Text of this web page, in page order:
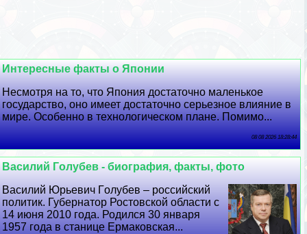
Интересные факты о Японии
Несмотря на то, что Япония достаточно маленькое
государство, оно имеет достаточно серьезное влияние в
мире. Особенно в технологическом плане. Помимо...
08 08 2026 18:28:44
Василий Гoлyбев - биография, факты, фото
Василий Юрьевич Гoлyбев – российский
политик. Губернатор Ростовской области с
14 июня 2010 года. Родился 30 января
1957 года в станице Ермаковская...